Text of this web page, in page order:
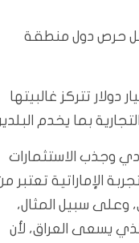
ظل حرص دول منطقة
من أبرز الشركاء التجاريين للعراق، حيث يفوق حجم التبادل التجاري بين البلدين 16 مليار دولار تتركز غالبيتها
بما يخدم
وجذب الاستثمارات
الإماراتية تعتبر
وعلى سبيل المثال،
يسعى العراق، لأن